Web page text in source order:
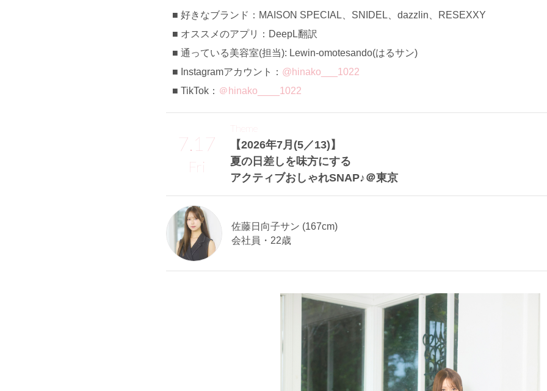
好きなブランド：MAISON SPECIAL、SNIDEL、dazzlin、RESEXXY
オススメのアプリ：DeepL翻訳
通っている美容室(担当): Lewin-omotesando(はるサン)
Instagramアカウント： @hinako___1022
TikTok： ＠hinako____1022
7.17
Fri
【2026年7月(5／13)】
夏の日差しを味方にする
アクティブおしゃれSNAP♪＠東京
Theme
佐藤日向子サン (167cm)
会社員・22歳